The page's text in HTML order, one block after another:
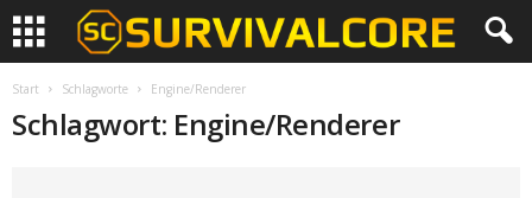
Start Schlagworte Engine/Renderer
Schlagwort: Engine/Renderer